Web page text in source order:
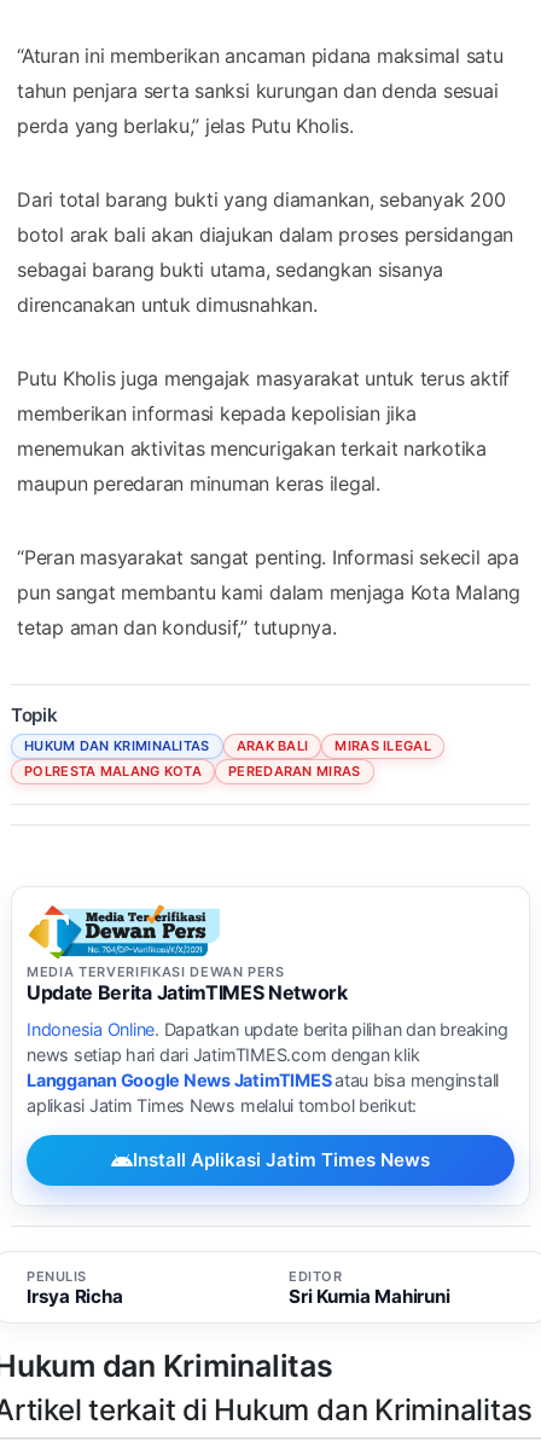
“Aturan ini memberikan ancaman pidana maksimal satu
tahun penjara serta sanksi kurungan dan denda sesuai
perda yang berlaku,” jelas Putu Kholis.
Dari total barang bukti yang diamankan, sebanyak 200
botol arak bali akan diajukan dalam proses persidangan
sebagai barang bukti utama, sedangkan sisanya
direncanakan untuk dimusnahkan.
Putu Kholis juga mengajak masyarakat untuk terus aktif
memberikan informasi kepada kepolisian jika
menemukan aktivitas mencurigakan terkait narkotika
maupun peredaran minuman keras ilegal.
“Peran masyarakat sangat penting. Informasi sekecil apa
pun sangat membantu kami dalam menjaga Kota Malang
tetap aman dan kondusif,” tutupnya.
Topik
HUKUM DAN KRIMINALITAS ARAK BALI
MIRAS ILEGAL
POLRESTA MALANG KOTA
PEREDARAN MIRAS
MEDIA TERVERIFIKASI DEWAN PERS
Update Berita JatimTIMES Network
Indonesia Online. Dapatkan update berita pilihan dan breaking
news setiap hari dari JatimTIMES.com dengan klik
Langganan Google News JatimTIMESatau bisa menginstall
aplikasi Jatim Times News melalui tombol berikut:
Install Aplikasi Jatim Times News
PENULIS
Irsya Richa
EDITOR
Sri Kurnia Mahiruni
dan Kriminalitas
terkait di Hukum dan Kriminalitas